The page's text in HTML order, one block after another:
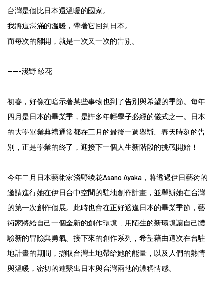
台灣是個比日本還溫暖的國家。
我將這滿滿的溫暖，帶著它回到日本。
而每次的離開，就是一次又一次的告別。
-----淺野 綾花
初春，好像在暗示著某些事物也到了告別與希望的季節。每年
四月是日本的畢業季，是許多年輕學子必經的儀式之一。日本
的大學畢業典禮通常都在三月的最後一週舉辦。春天時刻的告
別，正是學業的終了，迎接下一個人生新階段的挑戰開始！
今年二月日本藝術家淺野綾花Asano Ayaka，將透過伊日藝術的
邀請進行她在伊日台中空間的駐地創作計畫，並舉辦她在台灣
的第一次創作個展。此時也會在正好適逢日本的畢業季節，藝
術家將給自己一個全新的創作環境，用陌生的新環境讓自己體
驗新的冒險與勇氣。接下來的創作系列，希望藉由這次在台駐
地計畫的期間，擷取台灣土地帶給她的能量，以及人們的熱情
與溫暖，密切的連繫出日本與台灣兩地的濃稠情感。